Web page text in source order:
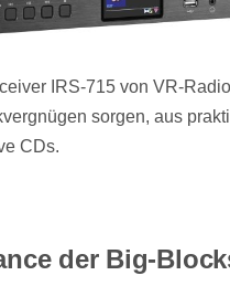
IRS-715 von VR-
sorgen, aus
CDs.
der Big-